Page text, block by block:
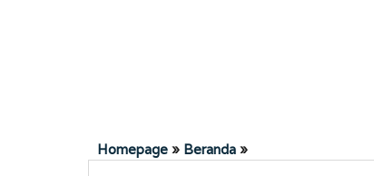
Homepage » Beranda »Tips